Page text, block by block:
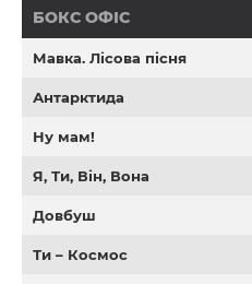
БОКС ОФІС
Мавка. Лісова пісня
Антарктида
Ну мам!
Я, Ти, Він, Вона
Довбуш
Ти – Космос